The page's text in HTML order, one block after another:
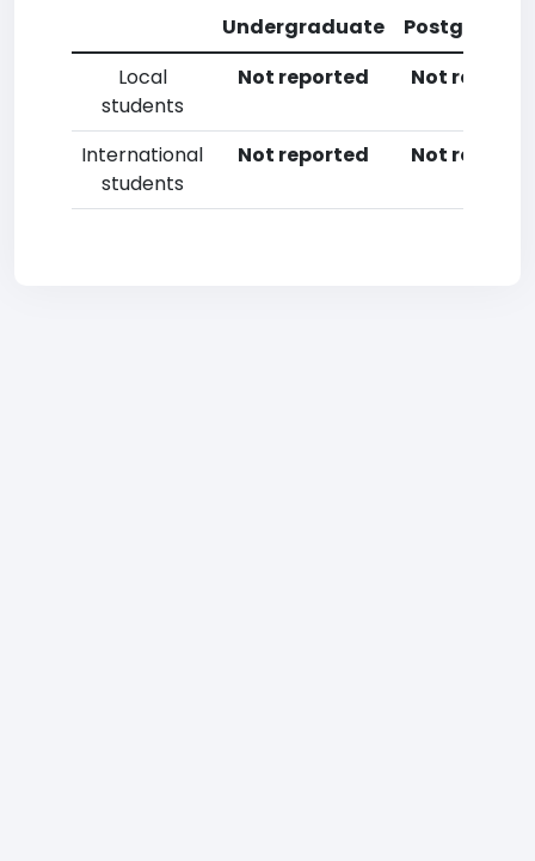
Undergraduate
Local
students
Not reported Not
International
students
Not reported Not